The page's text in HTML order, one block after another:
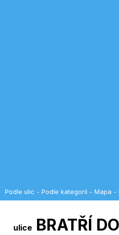
Podle ulic - Podle kategorií - Mapa -
ulice BRATŘÍ